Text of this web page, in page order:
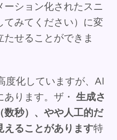
ション化されたスニ
てみてください）に変
せることができま
度化していますが、AI
ります。ザ・ 生成さ
数秒）、やや人工的だ
えることがあります特